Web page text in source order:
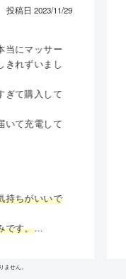
投稿日 2023/11/02
とても気持ち
じ。
がなくでき、
せん。